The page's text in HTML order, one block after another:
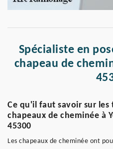
Spécialiste en
chapeau de
Ce qu'il faut savoir sur
chapeaux de cheminée à
45300
Les chapeaux de cheminée ont